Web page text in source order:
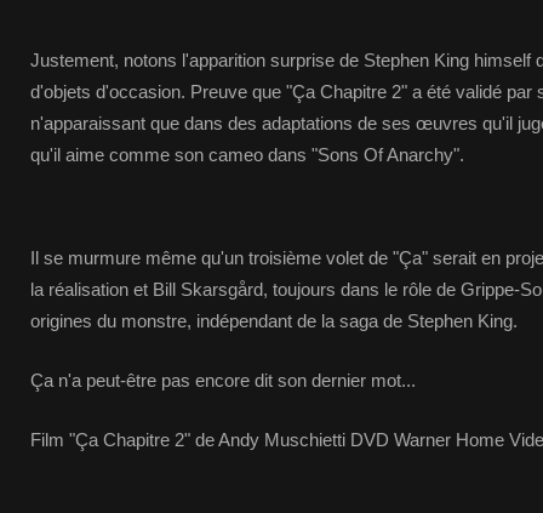
Justement, notons l'apparition surprise de Stephen King himself
d'objets d'occasion. Preuve que "Ça Chapitre 2" a été validé par
n'apparaissant que dans des adaptations de ses œuvres qu'il
qu'il aime comme son cameo dans "Sons Of Anarchy".
Il se murmure même qu'un troisième volet de "Ça" serait en
la réalisation et Bill Skarsgård, toujours dans le rôle de Grippe-
origines du monstre, indépendant de la saga de Stephen King.
Ça n'a peut-être pas encore dit son dernier mot...
Film "Ça Chapitre 2" de Andy Muschietti DVD Warner Home